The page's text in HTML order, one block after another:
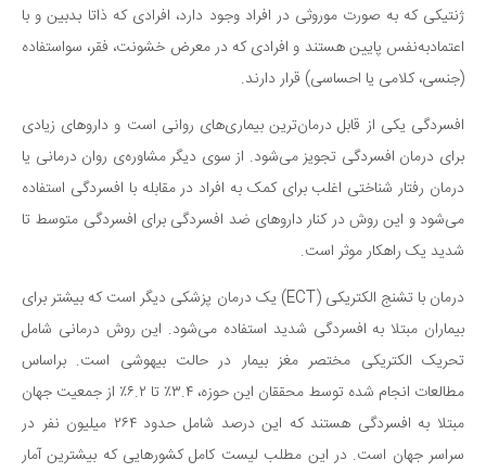
علمی
فناوری‌ها
نجوم و هوا فضا
زمین و محیط زیست
خودرو
سرگرمی
دانستنی‌ها
فال
مسابقه
اخبار
ژنتیکی که به صورت موروثی در افراد وجود دارد، افرادی که ذاتا بدبین و با
اعتمادبه‌نفس پایین هستند و افرادی که در معرض خشونت، فقر، سواستفاده
(جنسی، کلامی یا احساسی) قرار دارند.
افسردگی یکی از قابل درمان‌ترین بیماری‌های روانی است و داروهای زیادی
برای درمان افسردگی تجویز می‌شود. از سوی دیگر مشاوره‌ی روان درمانی یا
درمان رفتار شناختی اغلب برای کمک به افراد در مقابله با افسردگی استفاده
می‌شود و این روش در کنار داروهای ضد افسردگی برای افسردگی متوسط ​​تا
شدید یک راهکار موثر است.
درمان با تشنج الکتریکی (ECT) یک درمان پزشکی دیگر است که بیشتر برای
بیماران مبتلا به افسردگی شدید استفاده می‌شود. این روش درمانی شامل
تحریک الکتریکی مختصر مغز بیمار در حالت بیهوشی است. براساس
مطالعات انجام شده توسط محققان این حوزه، ۳.۴٪ تا ۶.۲٪ از جمعیت جهان
مبتلا به افسردگی هستند که این درصد شامل حدود ۲۶۴ میلیون نفر در
سراسر جهان است. در این مطلب لیست کامل کشورهایی که بیشترین آمار